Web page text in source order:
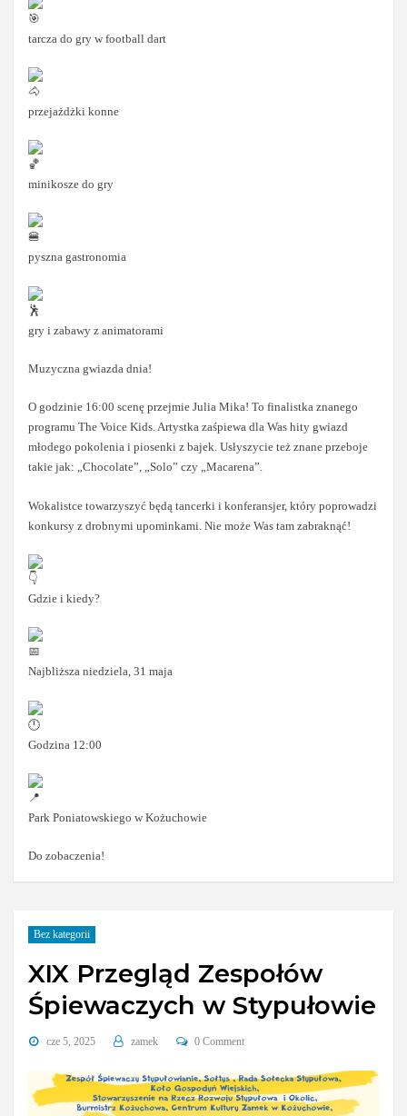
tarcza do gry w football dart
przejażdżki konne
minikosze do gry
pyszna gastronomia
gry i zabawy z animatorami
Muzyczna gwiazda dnia!
O godzinie 16:00 scenę przejmie Julia Mika! To finalistka znanego
programu The Voice Kids. Artystka zaśpiewa dla Was hity gwiazd
młodego pokolenia i piosenki z bajek. Usłyszycie też znane przeboje
takie jak: „Chocolate”, „Solo” czy „Macarena”.
Wokalistce towarzyszyć będą tancerki i konferansjer, który poprowadzi
konkursy z drobnymi upominkami. Nie może Was tam zabraknąć!
Gdzie i kiedy?
Najbliższa niedziela, 31 maja
Godzina 12:00
Park Poniatowskiego w Kożuchowie
Do zobaczenia!
Bez kategorii
XIX Przegląd Zespołów
Śpiewaczych w Stypułowie
cze 5, 2025 zamek 0 Comment